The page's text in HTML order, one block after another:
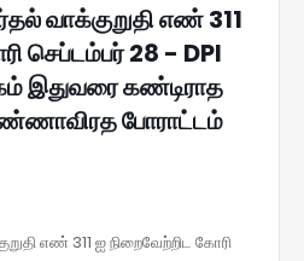
வாக்குறுதி எண் 311
செப்டம்பர் 28 - DPI
இதுவரை கண்டிராத
போராட்டம்
எண் 311 ஐ நிறைவேற்றிட கோரி